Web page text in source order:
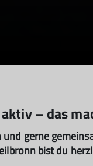
– das
gerne
bist du